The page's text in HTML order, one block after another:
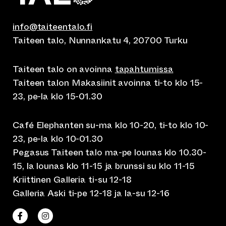
info@taiteentalo.fi
Taiteen talo, Nunnankatu 4, 20700 Turku
Taiteen talo on avoinna tapahtumissa
Taiteen talon Makasiinit avoinna ti-to klo 15-
23, pe-la klo 15-01.30
Café Elephanten su-ma klo 10-20, ti-to klo 10-
23, pe-la klo 10-01.30
Pegasus Taiteen talo ma-pe lounas klo 10.30-
15, la lounas klo 11-15 ja brunssi su klo 11-15
Kriittinen Galleria ti-su 12-18
Galleria Aski ti-pe 12-18 ja la-su 12-16
Taiteen talo Facebookissa
(siirtyy toiseen verkkopalveluun)
Taiteen talo Instagramissa
(siirtyy toiseen verkkopalveluun)